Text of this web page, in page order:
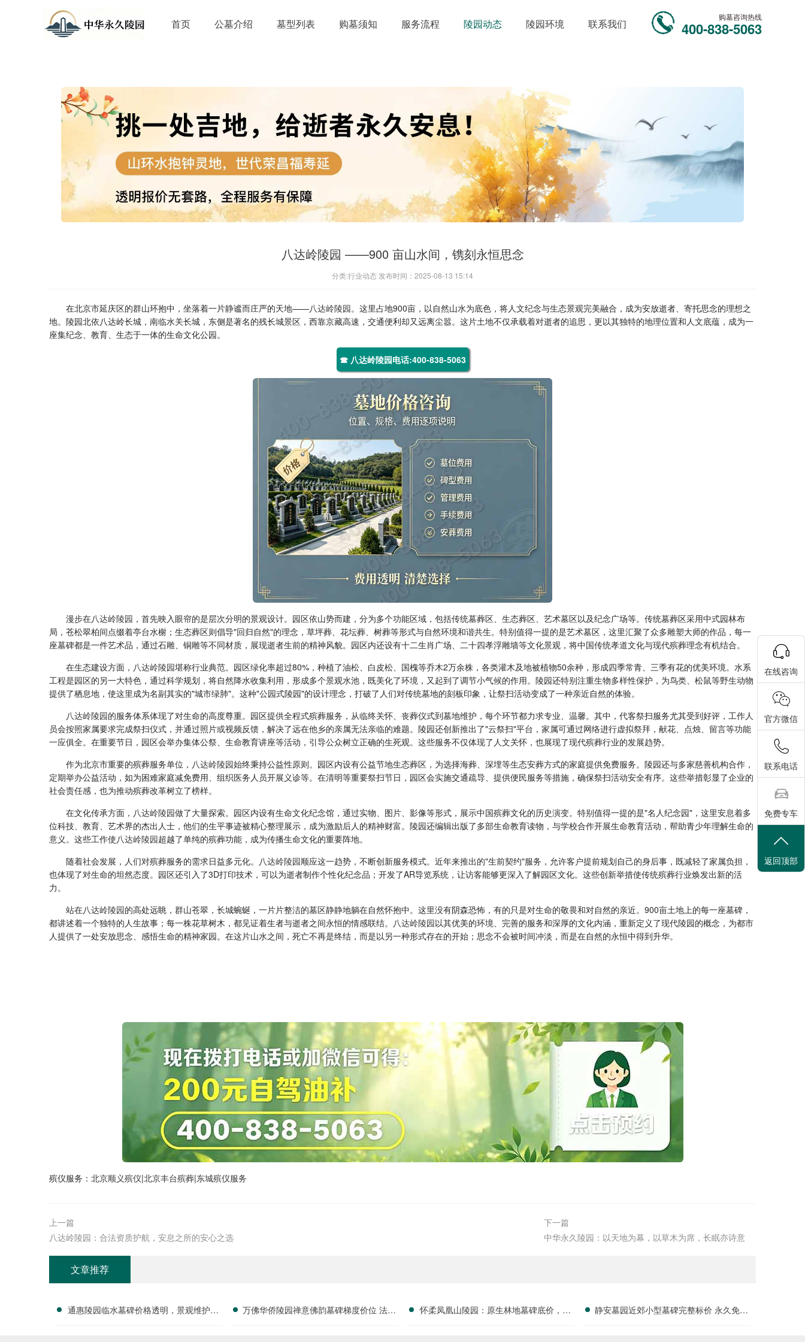
首页 公墓介绍 墓型列表 购墓须知 服务流程 陵园动态 陵园环境 联系我们
购墓咨询热线
400-838-5063
八达岭陵园 ——900 亩山水间，镌刻永恒思念
分类:行业动态 发布时间：2025-08-13 15:14
在北京市延庆区的群山环抱中，坐落着一片静谧而庄严的天地——八达岭陵园。这里占地900亩，以自然山水为底色，将人文纪念与生态景观完美融合，成为安放逝者、寄托思念的理想之
地。陵园北依八达岭长城，南临水关长城，东侧是著名的残长城景区，西靠京藏高速，交通便利却又远离尘嚣。这片土地不仅承载着对逝者的追思，更以其独特的地理位置和人文底蕴，成为一
座集纪念、教育、生态于一体的生命文化公园。
☎ 八达岭陵园电话:400-838-5063
漫步在八达岭陵园 ，首先映入眼帘的是层次分明的景观设计。园区依山势而建，分为多个功能区域，包括传统墓葬区、生态葬区、艺术墓区以及纪念广场等。传统墓葬区采用中式园林布
局，苍松翠柏间点缀着亭台水榭；生态葬区则倡导"回归自然"的理念，草坪葬、花坛葬、树葬等形式与自然环境和谐共生。特别值得一提的是艺术墓区，这里汇聚了众多雕塑大师的作品，每一
座墓碑都是一件艺术品，通过石雕、铜雕等不同材质，展现逝者生前的精神风貌。园区内还设有十二生肖广场、二十四孝浮雕墙等文化景观，将中国传统孝道文化与现代殡葬理念有机结合。
在生态建设方面， 八达岭陵园堪称行业典范。园区绿化率超过80%，种植了油松、白皮松、国槐等乔木2万余株，各类灌木及地被植物50余种，形成四季常青、三季有花的优美环境。水系
工程是园区的另一大特色，通过科学规划，将自然降水收集利用，形成多个景观水池，既美化了环境，又起到了调节小气候的作用。陵园还特别注重生物多样性保护，为鸟类、松鼠等野生动物
提供了栖息地，使这里成为名副其实的"城市绿肺"。这种"公园式陵园"的设计理念，打破了人们对传统墓地的刻板印象，让祭扫活动变成了一种亲近自然的体验。
八达岭陵园的服务体系体现了对生命的高度尊重。园区提供全程式殡葬服务，从临终关怀、丧葬仪式到墓地维护，每个环节都力求专业、温馨。其中，代客祭扫服务尤其受到好评，工作人
员会按照家属要求完成祭扫仪式，并通过照片或视频反馈，解决了远在他乡的亲属无法亲临的难题。陵园还创新推出了"云祭扫"平台，家属可通过网络进行虚拟祭拜，献花、点烛、留言等功能
一应俱全。在重要节日，园区会举办集体公祭、生命教育讲座等活动，引导公众树立正确的生死观。这些服务不仅体现了人文关怀，也展现了现代殡葬行业的发展趋势。
作为北京市重要的殡葬服务单位， 八达岭陵园始终秉持公益性原则。园区内设有公益节地生态葬区，为选择海葬、深埋等生态安葬方式的家庭提供免费服务。陵园还与多家慈善机构合作，
定期举办公益活动，如为困难家庭减免费用、组织医务人员开展义诊等。在清明等重要祭扫节日，园区会实施交通疏导、提供便民服务等措施，确保祭扫活动安全有序。这些举措彰显了企业的
社会责任感，也为推动殡葬改革树立了榜样。
在文化传承方面， 八达岭陵园做了大量探索。园区内设有生命文化纪念馆，通过实物、图片、影像等形式，展示中国殡葬文化的历史演变。特别值得一提的是"名人纪念园"，这里安息着多
位科技、教育、艺术界的杰出人士，他们的生平事迹被精心整理展示，成为激励后人的精神财富。陵园还编辑出版了多部生命教育读物，与学校合作开展生命教育活动，帮助青少年理解生命的
意义。这些工作使八达岭陵园超越了单纯的殡葬功能，成为传播生命文化的重要阵地。
随着社会发展，人们对殡葬服务的需求日益多元化。 八达岭陵园顺应这一趋势，不断创新服务模式。近年来推出的"生前契约"服务，允许客户提前规划自己的身后事，既减轻了家属负担，
也体现了对生命的坦然态度。园区还引入了3D打印技术，可以为逝者制作个性化纪念品；开发了AR导览系统，让访客能够更深入了解园区文化。这些创新举措使传统殡葬行业焕发出新的活
力。
站在八达岭陵园的高处远眺，群山苍翠，长城蜿蜒，一片片整洁的墓区静静地躺在自然怀抱中。这里没有阴森恐怖，有的只是对生命的敬畏和对自然的亲近。900亩土地上的每一座墓碑，
都讲述着一个独特的人生故事；每一株花草树木，都见证着生者与逝者之间永恒的情感联结。 八达岭陵园以其优美的环境、完善的服务和深厚的文化内涵，重新定义了现代陵园的概念，为都市
人提供了一处安放思念、感悟生命的精神家园。在这片山水之间，死亡不再是终结，而是以另一种形式存在的开始；思念不会被时间冲淡，而是在自然的永恒中得到升华。
殡仪服务： 北京顺义殡仪|北京丰台殡葬|东城殡仪服务
上一篇
八达岭陵园：合法资质护航，安息之所的安心之选
下一篇
中华永久陵园：以天地为幕，以草木为席，长眠亦诗意
文章推荐
通惠陵园临水墓碑价格透明，景观维护由
万佛华侨陵园禅意佛韵墓碑梯度价位 法会
怀柔凤凰山陵园：原生林地墓碑底价，静
静安墓园近郊小型墓碑完整标价 永久免费
在线咨询
官方微信
联系电话
免费专车
返回顶部